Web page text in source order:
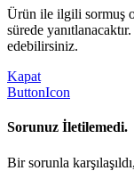
Ürün ile ilgili sormuş
sürede
edebilirsiniz.
Kapat
ButtonIcon
Sorunuz İletilemedi.
Bir sorunla